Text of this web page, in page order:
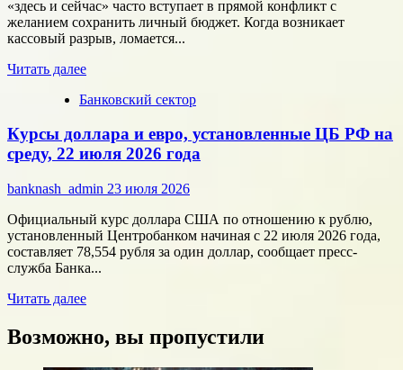
потребителя
с
помощью
технологий
«здесь и сейчас» часто вступает в прямой конфликт с
желанием сохранить личный бюджет. Когда возникает
кассовый разрыв, ломается...
Читать далееПрочитать
о
финансы:
скорость
против
переплат
Банковский сектор
Курсы доллара и евро, установленные ЦБ РФ на
среду, 22 июля 2026 года
banknash_admin 23 июля 2026
Официальный курс доллара США по отношению к рублю,
установленный Центробанком начиная с 22 июля 2026 года,
составляет 78,554 рубля за один доллар, сообщает пресс-
служба Банка...
Читать далееПрочитать
Курсы
Возможно, вы пропустили